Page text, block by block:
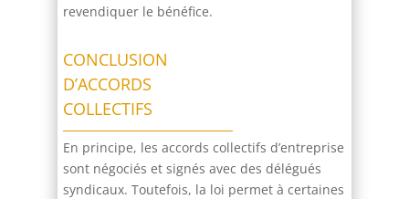
revendiquer le bénéfice.
CONCLUSION
D’ACCORDS
COLLECTIFS
En principe, les accords collectifs d’entreprise
sont négociés et signés avec des délégués
syndicaux. Toutefois, la loi permet à certaines